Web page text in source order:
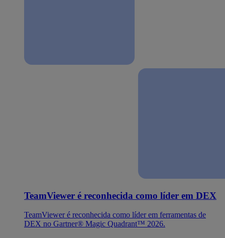
TeamViewer é reconhecida como líder em DEX
TeamViewer é reconhecida como líder em ferramentas de
DEX no Gartner® Magic Quadrant™ 2026.